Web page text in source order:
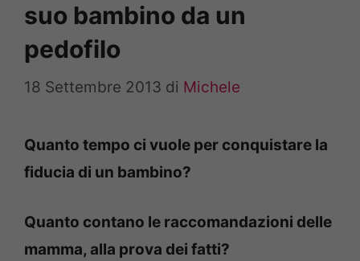
suo bambino da un
pedofilo
18 Settembre 2013 di Michele
Quanto tempo ci vuole per conquistare la
fiducia di un bambino?
Quanto contano le raccomandazioni delle
mamma, alla prova dei fatti?